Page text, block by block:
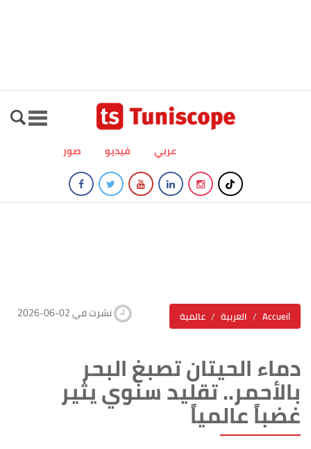
صور فيديو عربي
عالمية العربية Accueil 2026-06-02 نشرت في
دماء الحيتان تصبغ البحر
بالأحمر.. تقليد سنوي يثير
غضباً عالمياً